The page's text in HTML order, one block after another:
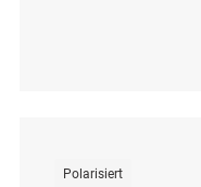
Polarisiert